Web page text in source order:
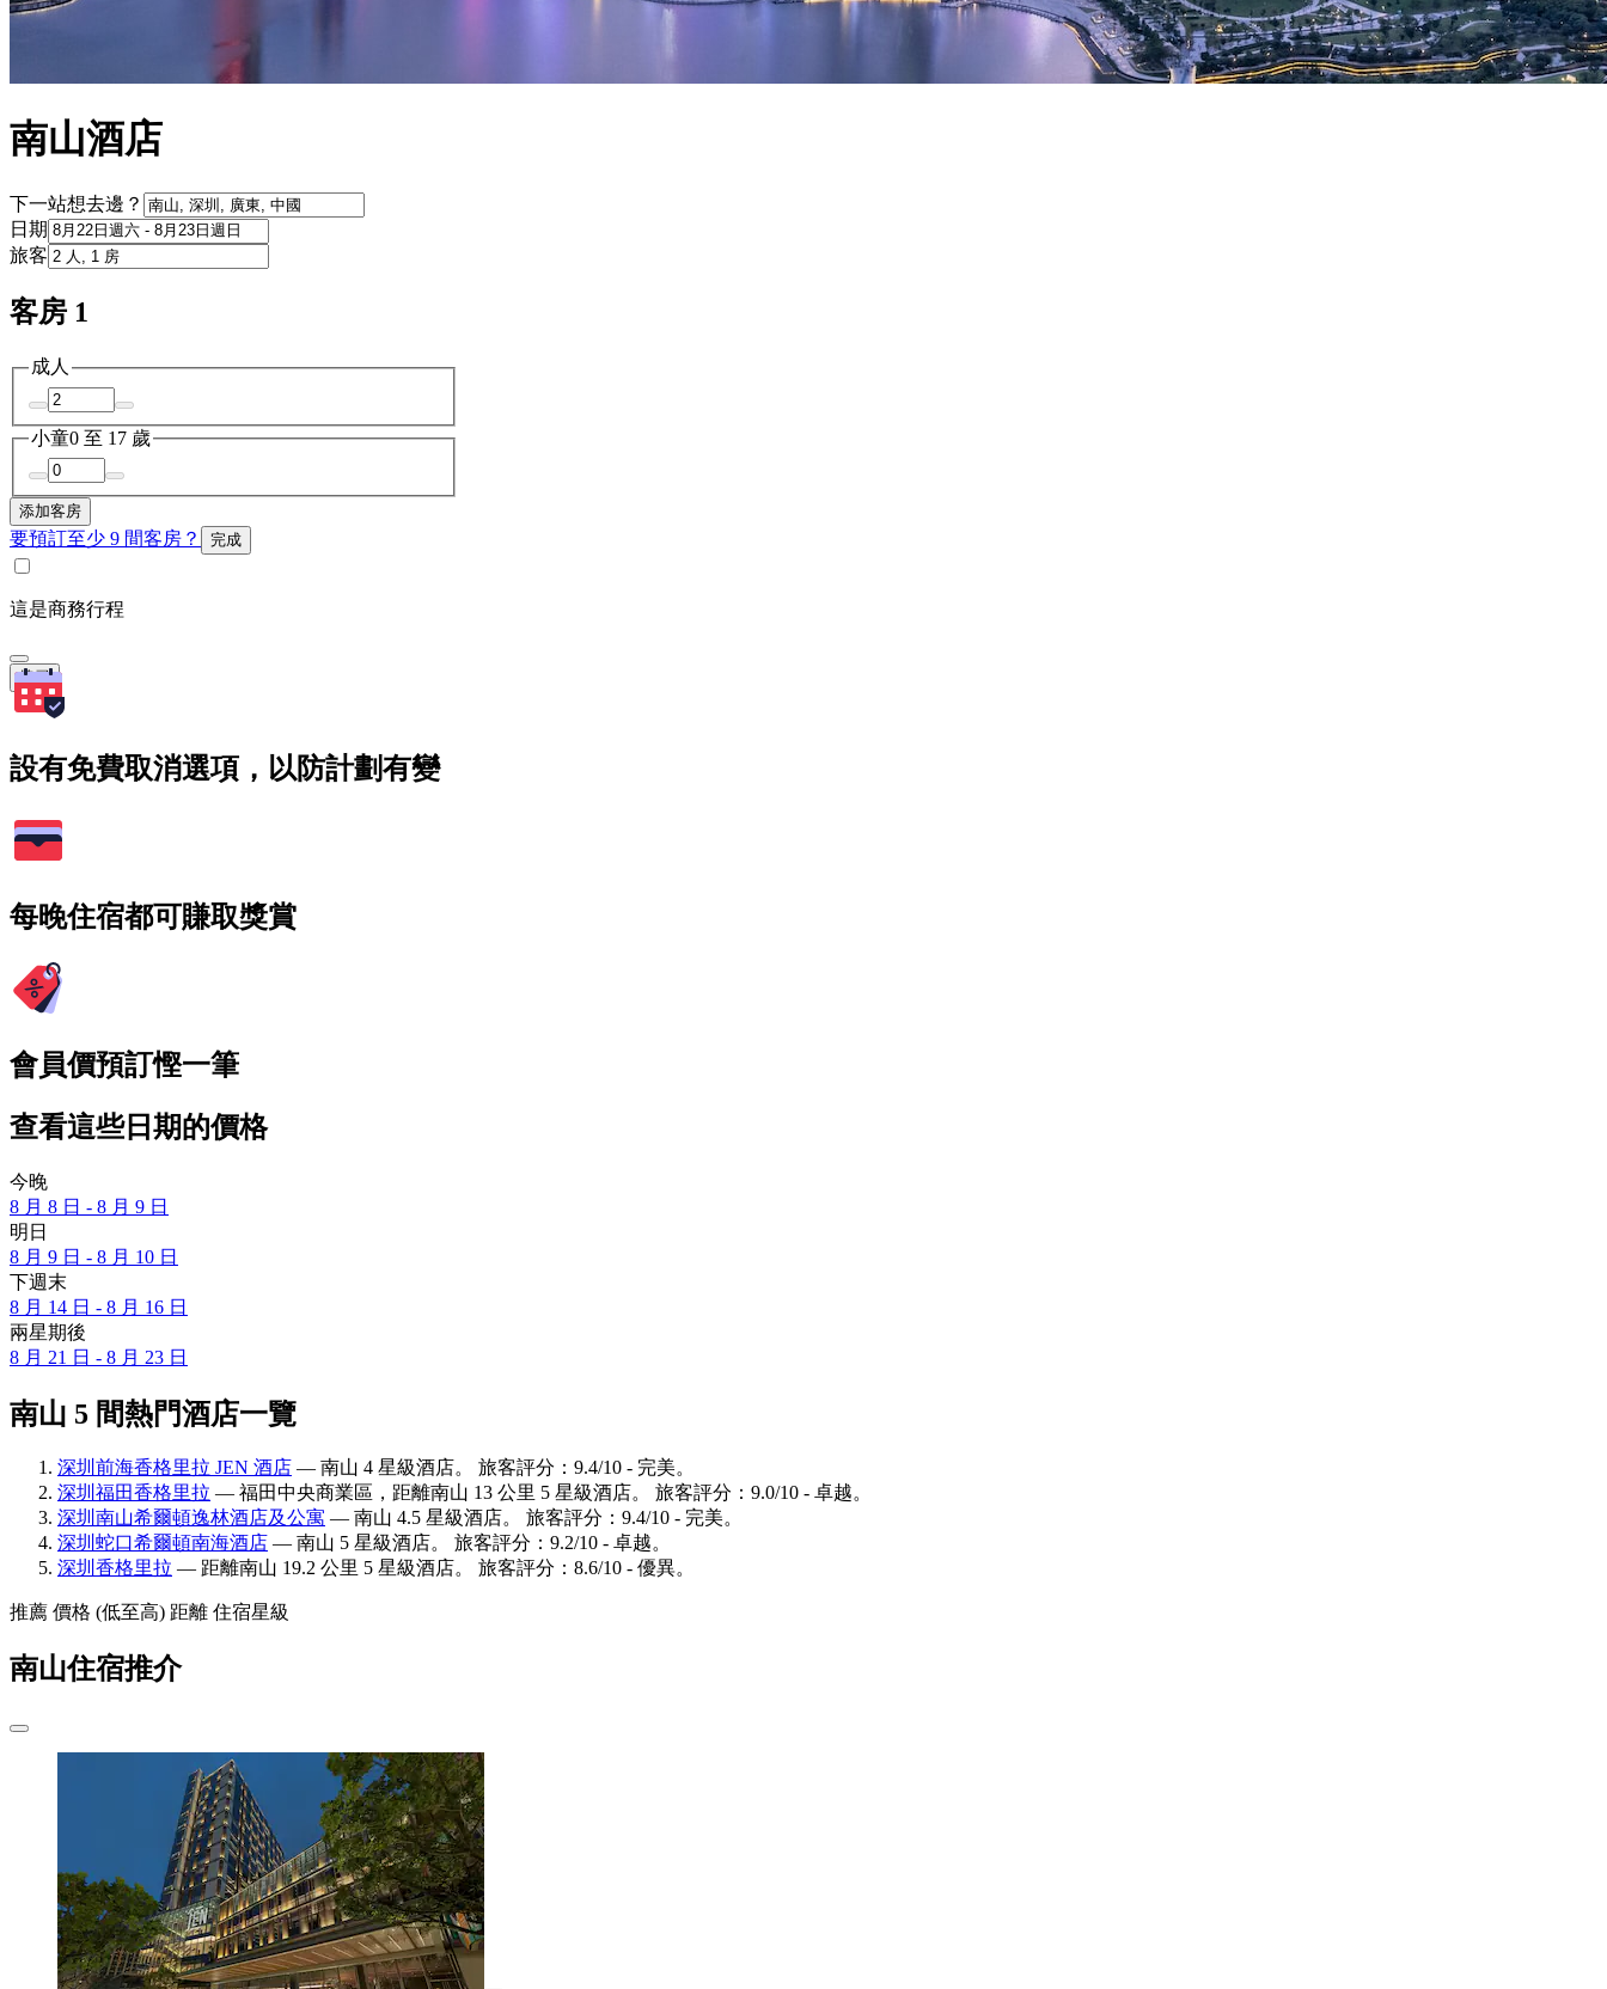
南山酒店
下一站想去邊？
日期
旅客
客房 1
成人
小童0 至 17 歲
添加客房
要預訂至少 9 間客房？ 完成
這是商務行程
搜尋
設有免費取消選項，以防計劃有變
每晚住宿都可賺取獎賞
會員價預訂慳一筆
查看這些日期的價格
今晚
8 月 8 日 - 8 月 9 日
明日
8 月 9 日 - 8 月 10 日
下週末
8 月 14 日 - 8 月 16 日
兩星期後
8 月 21 日 - 8 月 23 日
南山 5 間熱門酒店一覽
深圳前海香格里拉 JEN 酒店 — 南山 4 星級酒店。 旅客評分：9.4/10 - 完美。
深圳福田香格里拉 — 福田中央商業區，距離南山 13 公里 5 星級酒店。 旅客評分：9.0/10 - 卓越。
深圳南山希爾頓逸林酒店及公寓 — 南山 4.5 星級酒店。 旅客評分：9.4/10 - 完美。
深圳蛇口希爾頓南海酒店 — 南山 5 星級酒店。 旅客評分：9.2/10 - 卓越。
深圳香格里拉 — 距離南山 19.2 公里 5 星級酒店。 旅客評分：8.6/10 - 優異。
推薦 價格 (低至高) 距離 住宿星級
南山住宿推介